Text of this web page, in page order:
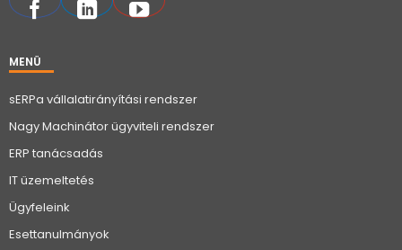
MENÜ
sERPa vállalatirányítási rendszer
Nagy Machinátor ügyviteli rendszer
ERP tanácsadás
IT üzemeltetés
Ügyfeleink
Esettanulmányok